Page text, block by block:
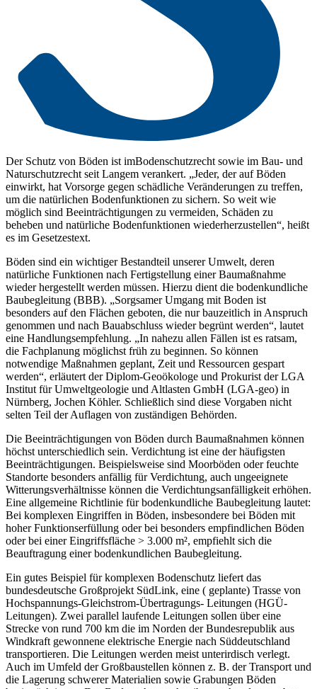
Der Schutz von Böden ist imBodenschutzrecht sowie im Bau- und
Naturschutzrecht seit Langem verankert. „Jeder, der auf Böden
einwirkt, hat Vorsorge gegen schädliche Veränderungen zu treffen,
um die natürlichen Bodenfunktionen zu sichern. So weit wie
möglich sind Beeinträchtigungen zu vermeiden, Schäden zu
beheben und natürliche Bodenfunktionen wiederherzustellen“, heißt
es im Gesetzestext.
Böden sind ein wichtiger Bestandteil unserer Umwelt, deren
natürliche Funktionen nach Fertigstellung einer Baumaßnahme
wieder hergestellt werden müssen. Hierzu dient die bodenkundliche
Baubegleitung (BBB). „Sorgsamer Umgang mit Boden ist
besonders auf den Flächen geboten, die nur bauzeitlich in Anspruch
genommen und nach Bauabschluss wieder begrünt werden“, lautet
eine Handlungsempfehlung. „In nahezu allen Fällen ist es ratsam,
die Fachplanung möglichst früh zu beginnen. So können
notwendige Maßnahmen geplant, Zeit und Ressourcen gespart
werden“, erläutert der Diplom-Geoökologe und Prokurist der LGA
Institut für Umweltgeologie und Altlasten GmbH (LGA-geo) in
Nürnberg, Jochen Köhler. Schließlich sind diese Vorgaben nicht
selten Teil der Auflagen von zuständigen Behörden.
Die Beeinträchtigungen von Böden durch Baumaßnahmen können
höchst unterschiedlich sein. Verdichtung ist eine der häufigsten
Beeinträchtigungen. Beispielsweise sind Moorböden oder feuchte
Standorte besonders anfällig für Verdichtung, auch ungeeignete
Witterungsverhältnisse können die Verdichtungsanfälligkeit erhöhen.
Eine allgemeine Richtlinie für bodenkundliche Baubegleitung lautet:
Bei komplexen Eingriffen in Böden, insbesondere bei Böden mit
hoher Funktionserfüllung oder bei besonders empfindlichen Böden
oder bei einer Eingriffsfläche > 3.000 m², empfiehlt sich die
Beauftragung einer bodenkundlichen Baubegleitung.
Ein gutes Beispiel für komplexen Bodenschutz liefert das
bundesdeutsche Großprojekt SüdLink, eine ( geplante) Trasse von
Hochspannungs-Gleichstrom-Übertragungs- Leitungen (HGÜ-
Leitungen). Zwei parallel laufende Leitungen sollen über eine
Strecke von rund 700 km die im Norden der Bundesrepublik aus
Windkraft gewonnene elektrische Energie nach Süddeutschland
transportieren. Die Leitungen werden meist unterirdisch verlegt.
Auch im Umfeld der Großbaustellen können z. B. der Transport und
die Lagerung schwerer Materialien sowie Grabungen Böden